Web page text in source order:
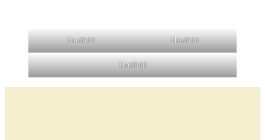
Hanffeld Hanffeld
Hanffeld